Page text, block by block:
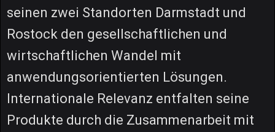
seinen zwei Standorten Darmstadt und
Rostock den gesellschaftlichen und
wirtschaftlichen Wandel mit
anwendungsorientierten Lösungen.
Internationale Relevanz entfalten seine
Produkte durch die Zusammenarbeit mit